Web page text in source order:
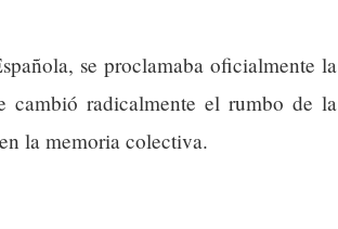
se proclamaba oficialmente la
cambió radicalmente el rumbo de la
la memoria colectiva.